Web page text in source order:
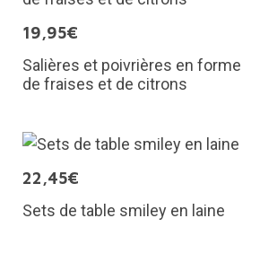
19,95€
Salières et poivrières en forme
de fraises et de citrons
22,45€
Sets de table smiley en laine